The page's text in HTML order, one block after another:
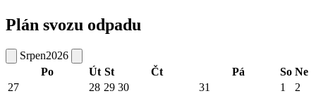
Plán svozu odpadu
Srpen2026
Po
Út St Čt Pá So Ne
27
28 29 30 31 1 2